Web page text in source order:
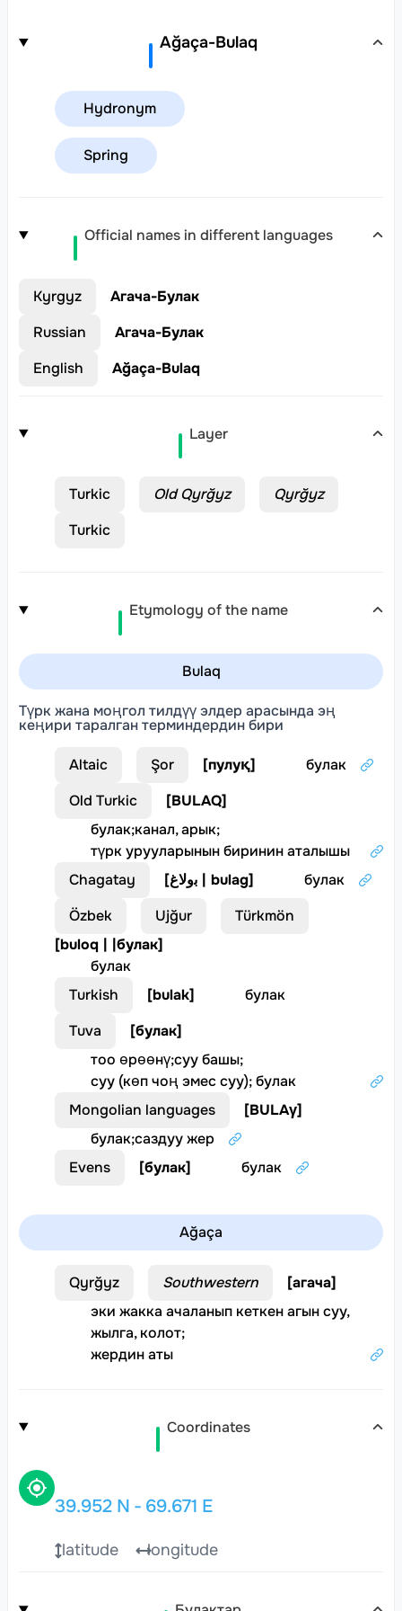
Ağaça-Bulaq
Hydronym
Spring
Official names in different languages
Kyrgyz
Агача-Булак
Russian
Агача-Булак
English
Ağaça-Bulaq
Layer
Turkic Old Qyrğyz
Qyrğyz
Turkic
Etymology of the name
Bulaq
Түрк жана моңгол тилдүү элдер арасында эң
кеңири таралган терминдердин бири
Altaic Şor [пулуқ]
булак
Old Turkic
[BULAQ]
булак;канал, арык;
түрк урууларынын биринин аталышы
Chagatay
[ ﺑوﻟﺎغ | bulag]
булак
Özbek
Ujğur
Türkmön
[buloq | |булак]
булак
Turkish
[bulak]
булак
Tuva
[булак]
тоо өрөөнү;суу башы;
суу (көп чоң эмес суу); булак
Mongolian languages
[BULAγ]
булак;саздуу жер
Evens
[булак] булак
Ağaça
Qyrğyz Southwestern [агача]
эки жакка ачаланып кеткен агын суу,
жылга, колот;
жердин аты
Coordinates
39.952 N - 69.671 E
latitude longitude